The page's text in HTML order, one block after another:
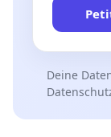
Auch im
Das Fangen
Verstoß gegen
Deine